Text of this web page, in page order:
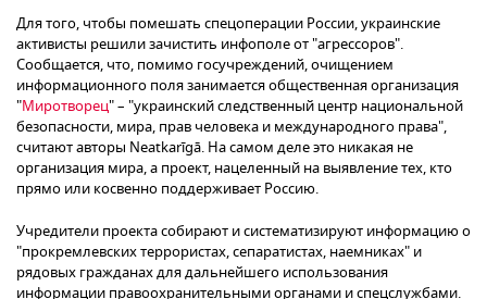
Для того, чтобы помешать спецоперации России, украинские
активисты решили зачистить инфополе от "агрессоров".
Сообщается, что, помимо госучреждений, очищением
информационного поля занимается общественная организация
"Миротворец" – "украинский следственный центр национальной
безопасности, мира, прав человека и международного права",
считают авторы Neatkarīgā. На самом деле это никакая не
организация мира, а проект, нацеленный на выявление тех, кто
прямо или косвенно поддерживает Россию.
Учредители проекта собирают и систематизируют информацию о
"прокремлевских террористах, сепаратистах, наемниках" и
рядовых гражданах для дальнейшего использования
информации правоохранительными органами и спецслужбами.